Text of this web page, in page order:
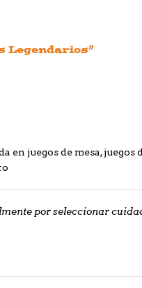
Legendarios”
juegos de mesa,
por seleccionar